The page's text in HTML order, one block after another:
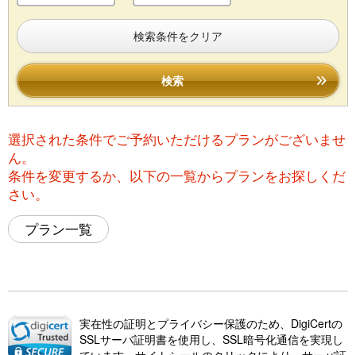
検索条件をクリア
検索
選択された条件でご予約いただけるプランがございませ
ん。
条件を変更するか、以下の一覧からプランをお探しくだ
さい。
プラン一覧
実在性の証明とプライバシー保護のため、DigiCertの
SSLサーバ証明書を使用し、SSL暗号化通信を実現し